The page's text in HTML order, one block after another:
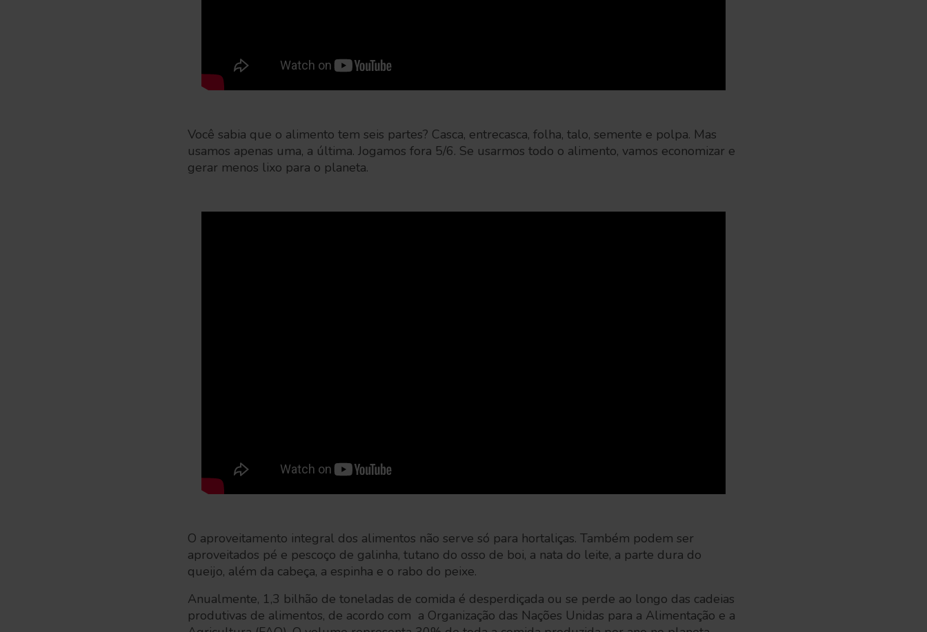
Você sabia que o alimento tem seis partes? Casca, entrecasca, folha, talo, semente e polpa. Mas
usamos apenas uma, a última. Jogamos fora 5/6. Se usarmos todo o alimento, vamos economizar e
gerar menos lixo para o planeta.
O aproveitamento integral dos alimentos não serve só para hortaliças. Também podem ser
aproveitados pé e pescoço de galinha, tutano do osso de boi, a nata do leite, a parte dura do
queijo, além da cabeça, a espinha e o rabo do peixe.
Anualmente, 1,3 bilhão de toneladas de comida é desperdiçada ou se perde ao longo das cadeias
produtivas de alimentos, de acordo com a Organização das Nações Unidas para a Alimentação e a